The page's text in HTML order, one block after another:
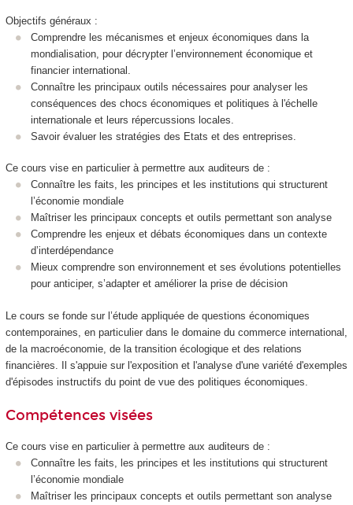
Objectifs généraux :
Comprendre les mécanismes et enjeux économiques dans la
mondialisation, pour décrypter l’environnement économique et
financier international.
Connaître les principaux outils nécessaires pour analyser les
conséquences des chocs économiques et politiques à l'échelle
internationale et leurs répercussions locales.
Savoir évaluer les stratégies des Etats et des entreprises.
Ce cours vise en particulier à permettre aux auditeurs de :
Connaître les faits, les principes et les institutions qui structurent
l’économie mondiale
Maîtriser les principaux concepts et outils permettant son analyse
Comprendre les enjeux et débats économiques dans un contexte
d’interdépendance
Mieux comprendre son environnement et ses évolutions potentielles
pour anticiper, s’adapter et améliorer la prise de décision
Le cours se fonde sur l’étude appliquée de questions économiques
contemporaines, en particulier dans le domaine du commerce international,
de la macroéconomie, de la transition écologique et des relations
financières. Il s'appuie sur l'exposition et l'analyse d'une variété d'exemples
d'épisodes instructifs du point de vue des politiques économiques.
Compétences visées
Ce cours vise en particulier à permettre aux auditeurs de :
Connaître les faits, les principes et les institutions qui structurent
l’économie mondiale
Maîtriser les principaux concepts et outils permettant son analyse